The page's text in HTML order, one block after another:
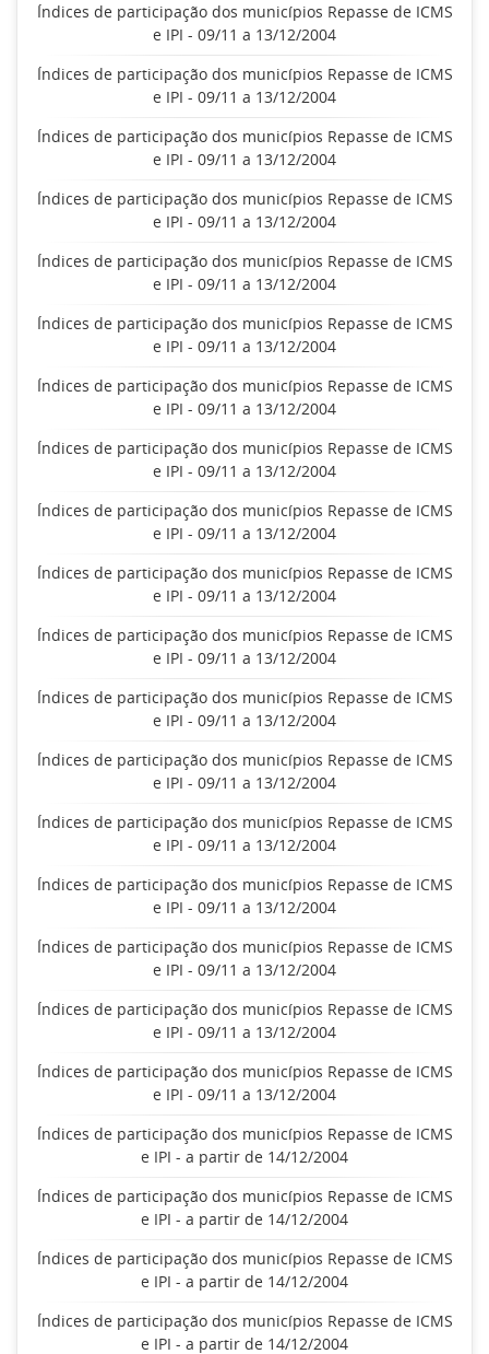
Índices de participação dos municípios Repasse de ICMS
e IPI - 09/11 a 13/12/2004
Índices de participação dos municípios Repasse de ICMS
e IPI - 09/11 a 13/12/2004
Índices de participação dos municípios Repasse de ICMS
e IPI - 09/11 a 13/12/2004
Índices de participação dos municípios Repasse de ICMS
e IPI - 09/11 a 13/12/2004
Índices de participação dos municípios Repasse de ICMS
e IPI - 09/11 a 13/12/2004
Índices de participação dos municípios Repasse de ICMS
e IPI - 09/11 a 13/12/2004
Índices de participação dos municípios Repasse de ICMS
e IPI - 09/11 a 13/12/2004
Índices de participação dos municípios Repasse de ICMS
e IPI - 09/11 a 13/12/2004
Índices de participação dos municípios Repasse de ICMS
e IPI - 09/11 a 13/12/2004
Índices de participação dos municípios Repasse de ICMS
e IPI - 09/11 a 13/12/2004
Índices de participação dos municípios Repasse de ICMS
e IPI - 09/11 a 13/12/2004
Índices de participação dos municípios Repasse de ICMS
e IPI - 09/11 a 13/12/2004
Índices de participação dos municípios Repasse de ICMS
e IPI - 09/11 a 13/12/2004
Índices de participação dos municípios Repasse de ICMS
e IPI - 09/11 a 13/12/2004
Índices de participação dos municípios Repasse de ICMS
e IPI - 09/11 a 13/12/2004
Índices de participação dos municípios Repasse de ICMS
e IPI - 09/11 a 13/12/2004
Índices de participação dos municípios Repasse de ICMS
e IPI - 09/11 a 13/12/2004
Índices de participação dos municípios Repasse de ICMS
e IPI - 09/11 a 13/12/2004
Índices de participação dos municípios Repasse de ICMS
e IPI - a partir de 14/12/2004
Índices de participação dos municípios Repasse de ICMS
e IPI - a partir de 14/12/2004
Índices de participação dos municípios Repasse de ICMS
e IPI - a partir de 14/12/2004
Índices de participação dos municípios Repasse de ICMS
e IPI - a partir de 14/12/2004